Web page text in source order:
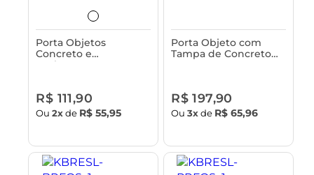
Porta Objetos
Concreto e
Acabamento em
R$ 111,90
Ou2xde R$ 55,95
Porta Objeto com
Tampa de Concreto
R$ 197,90
Ou3xde R$ 65,96